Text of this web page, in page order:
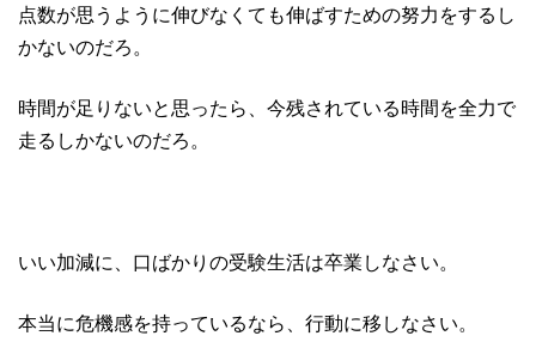
点数が思うように伸びなくても伸ばすための努力をするし
かないのだろ。
時間が足りないと思ったら、今残されている時間を全力で
走るしかないのだろ。
いい加減に、口ばかりの受験生活は卒業しなさい。
本当に危機感を持っているなら、行動に移しなさい。